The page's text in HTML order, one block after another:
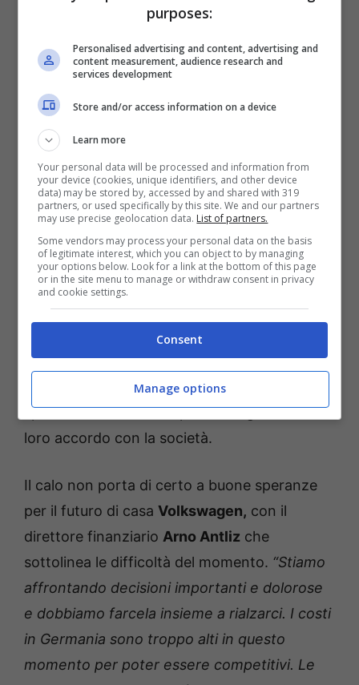
Volkswagen (Ansa – renaultnews.it)
Si parla della possibile chiusura di ben tre
stabilimenti inGermania,con la situazione
per i dipendenti che è drammatica anche per
le richieste. Infatti la proposta è quella di
ridurre lo stipendio del 10% rispetto a quello
attuale e inoltre i dipendenti dovranno
rinunciare ai vari bonus e ai pagamenti
speciali che sarebbero parte integrante del
loro accordo con la società.
Il calo non porta di certo a buone speranze
per il futuro di casa Volkswagen, con il
direttore finanziario Arno Antliz che
sottolinea le difficoltà del momento. “Stiamo
affrontando decisioni importanti e dolorose
e dobbiamo farcela insieme a rialzarci. I costi
in Germania sono troppo alti in questo
momento per poter essere competitivi. Le
purposes:
Personalised advertising and content, advertising and
content measurement, audience research and
services development
Store and/or access information on a device
Learn more
Your personal data will be processed and information from
your device (cookies, unique identifiers, and other device
data) may be stored by, accessed by and shared with 319
partners, or used specifically by this site. We and our partners
may use precise geolocation data. List of partners.
Some vendors may process your personal data on the basis
of legitimate interest, which you can object to by managing
your options below. Look for a link at the bottom of this page
or in the site menu to manage or withdraw consent in privacy
and cookie settings.
Consent
Manage options